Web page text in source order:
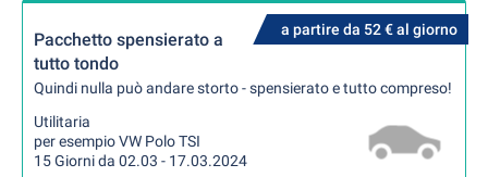
a partire da 52 € al giorno
Pacchetto spensierato a
tutto tondo
Quindi nulla può andare storto - spensierato e tutto compreso!
Utilitaria
per esempio VW Polo TSI
15 Giorni da 02.03 - 17.03.2024